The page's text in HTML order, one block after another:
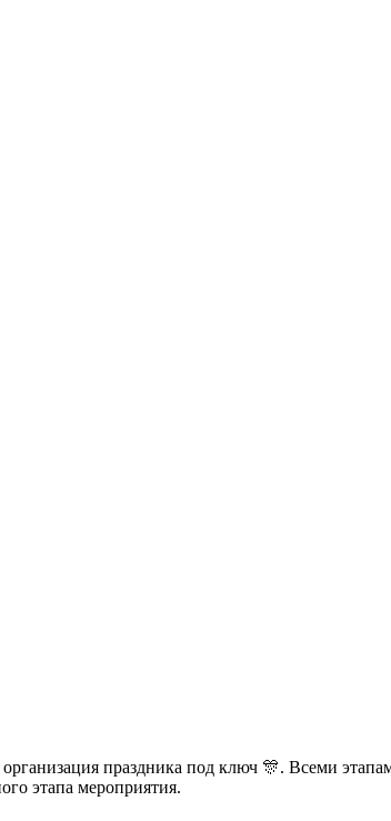
праздника под ключ 🎊. Всеми
этапа мероприятия.